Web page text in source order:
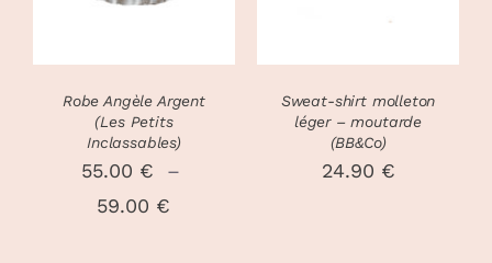
PLUSIEURS
PEUVENT
ÊTRE
CHOISIES
SUR
PAGE
Robe Angèle Argent
(Les Petits
Inclassables)
55.00 €
–
59.00 €
PEUVENT
ÊTRE
CHOISIES
SUR
Sweat-shirt molleton
léger – moutarde
(BB&Co)
24.90 €